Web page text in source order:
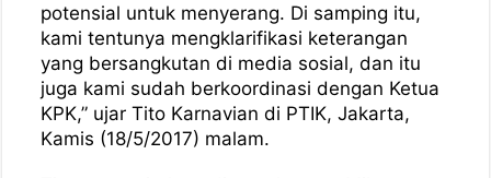
potensial untuk menyerang. Di samping itu,
kami tentunya mengklarifikasi keterangan
yang bersangkutan di media sosial, dan itu
juga kami sudah berkoordinasi dengan Ketua
KPK,” ujar Tito Karnavian di PTIK, Jakarta,
Kamis (18/5/2017) malam.